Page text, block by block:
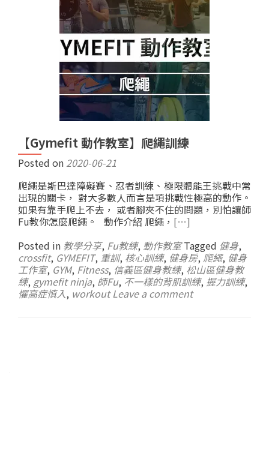
【Gymefit 動作教室】爬繩訓練
Posted on 2020-06-21
爬繩是斯巴達障礙賽、忍者訓練、極限體能王挑戰中常
出現的關卡， 對大多數人而言是項挑戰性極高的動作。
如果有靠手爬上不去， 或者腳夾不住的問題，別怕讓師
Fu教你怎麼爬繩。 動作介紹 爬繩， […]
Posted in 教學分享, Fu教練, 動作教室 Tagged 健身,
crossfit, GYMEFIT, 重訓, 核心訓練, 健身房, 爬繩, 健身
工作室, GYM, Fitness, 信義區健身教練, 松山區健身教
練, gymefit ninja, 師Fu, 不一樣的背肌訓練, 握力訓練,
懼高症慎入, workout Leave a comment